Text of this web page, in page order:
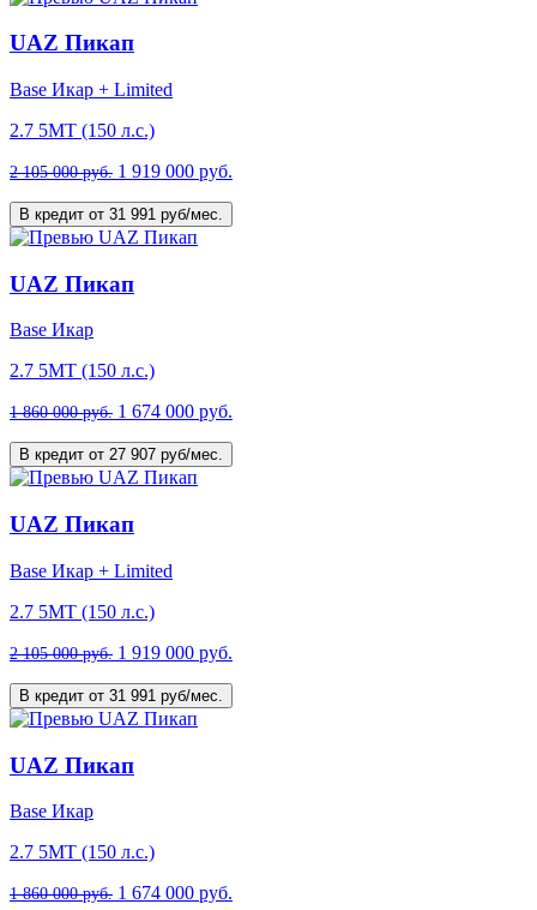
UAZ Пикап
Base Икар + Limited
2.7 5МТ (150 л.с.)
2 105 000 руб. 1 919 000 руб.
В кредит от 31 991 руб/мес.
UAZ Пикап
Base Икар
2.7 5МТ (150 л.с.)
1 860 000 руб. 1 674 000 руб.
В кредит от 27 907 руб/мес.
UAZ Пикап
Base Икар + Limited
2.7 5МТ (150 л.с.)
2 105 000 руб. 1 919 000 руб.
В кредит от 31 991 руб/мес.
UAZ Пикап
Base Икар
2.7 5МТ (150 л.с.)
1 860 000 руб. 1 674 000 руб.